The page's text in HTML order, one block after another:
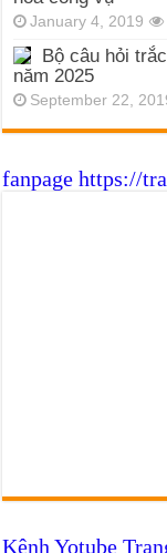
January 4, 2019
Bộ câu hỏi
năm 2025
September 22,
fanpage https://
Kênh Yotube